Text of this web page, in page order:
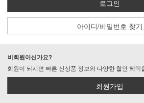
로그인
아이디/비밀번호 찾기
비회원이신가요?
회원이 되시면 빠른 신상품 정보와 다양한 할인 혜택
회원가입